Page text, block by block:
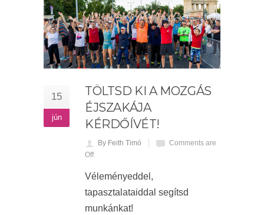
15
jún
TÖLTSD KI A MOZGÁS
ÉJSZAKÁJA
KÉRDŐÍVÉT!
By Feith Timó
Comments are
Off
Véleményeddel,
tapasztalataiddal segítsd
munkánkat!